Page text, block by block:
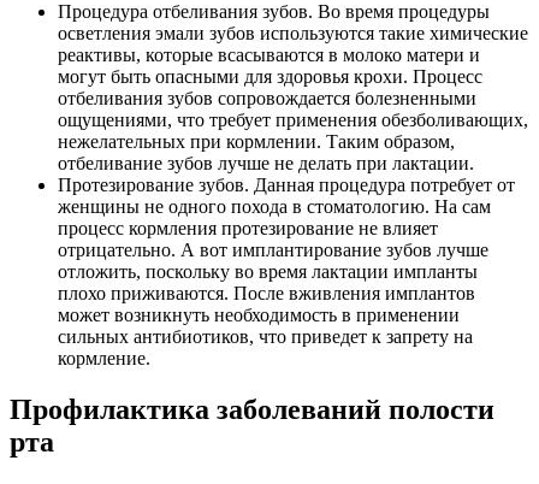
Процедура отбеливания зубов. Во время процедуры
осветления эмали зубов используются такие химические
реактивы, которые всасываются в молоко матери и
могут быть опасными для здоровья крохи. Процесс
отбеливания зубов сопровождается болезненными
ощущениями, что требует применения обезболивающих,
нежелательных при кормлении. Таким образом,
отбеливание зубов лучше не делать при лактации.
Протезирование зубов. Данная процедура потребует от
женщины не одного похода в стоматологию. На сам
процесс кормления протезирование не влияет
отрицательно. А вот имплантирование зубов лучше
отложить, поскольку во время лактации импланты
плохо приживаются. После вживления имплантов
может возникнуть необходимость в применении
сильных антибиотиков, что приведет к запрету на
кормление.
Профилактика заболеваний полости
рта